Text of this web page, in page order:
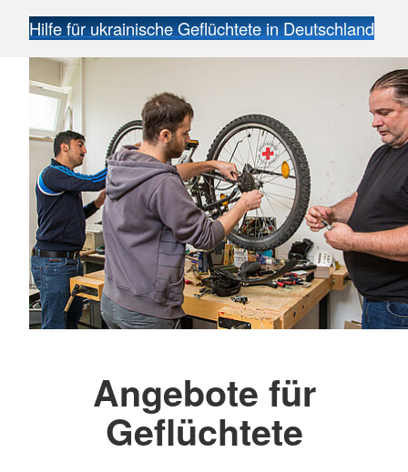
Hilfe für ukrainische Geflüchtete in Deutschland
Angebote für
Geflüchtete